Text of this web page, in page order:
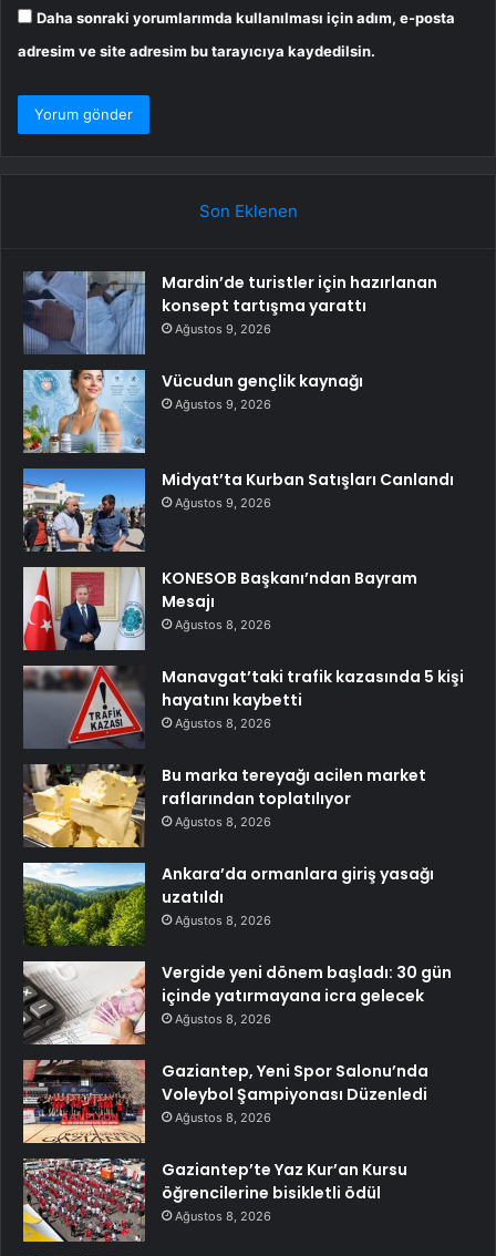
Daha sonraki yorumlarımda kullanılması için adım, e-posta
adresim ve site adresim bu tarayıcıya kaydedilsin.
Son Eklenen
Mardin’de turistler için hazırlanan
konsept tartışma yarattı
Ağustos 9, 2026
Vücudun gençlik kaynağı
Ağustos 9, 2026
Midyat’ta Kurban Satışları Canlandı
Ağustos 9, 2026
KONESOB Başkanı’ndan Bayram
Mesajı
Ağustos 8, 2026
Manavgat’taki trafik kazasında 5 kişi
hayatını kaybetti
Ağustos 8, 2026
Bu marka tereyağı acilen market
raflarından toplatılıyor
Ağustos 8, 2026
Ankara’da ormanlara giriş yasağı
uzatıldı
Ağustos 8, 2026
Vergide yeni dönem başladı: 30 gün
içinde yatırmayana icra gelecek
Ağustos 8, 2026
Gaziantep, Yeni Spor Salonu’nda
Voleybol Şampiyonası Düzenledi
Ağustos 8, 2026
Gaziantep’te Yaz Kur’an Kursu
öğrencilerine bisikletli ödül
Ağustos 8, 2026